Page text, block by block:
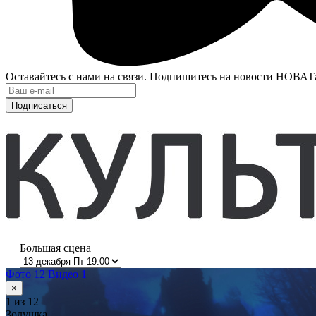
Оставайтесь с нами на связи. Подпишитесь на новости
Подписаться
Большая сцена
Фото 12 Видео 1
×
1 из 12